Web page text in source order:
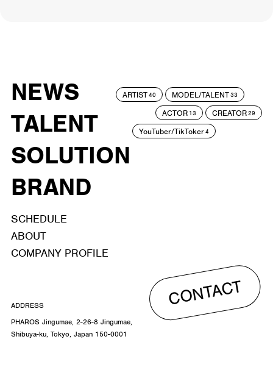
NEWS
TALENT
SOLUTION
BRAND
ARTIST40 MODEL/TALENT33
ACTOR 13 CREATOR29
YouTuber/TikToker4
SCHEDULE
ABOUT
COMPANY PROFILE
CONTACT
ADDRESS
PHAROS Jingumae, 2-26-8 Jingumae,
Shibuya-ku, Tokyo, Japan 150-0001